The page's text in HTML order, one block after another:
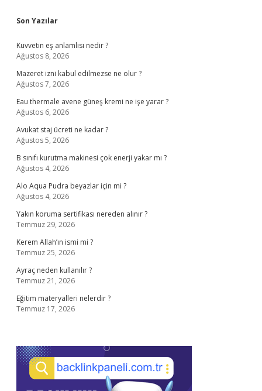
Sidebar
Son Yazılar
Kuvvetin eş anlamlısı nedir ?
Ağustos 8, 2026
Mazeret izni kabul edilmezse ne olur ?
Ağustos 7, 2026
Eau thermale avene güneş kremi ne işe yarar ?
Ağustos 6, 2026
Avukat staj ücreti ne kadar ?
Ağustos 5, 2026
B sınıfı kurutma makinesi çok enerji yakar mı ?
Ağustos 4, 2026
Alo Aqua Pudra beyazlar için mi ?
Ağustos 4, 2026
Yakın koruma sertifikası nereden alınır ?
Temmuz 29, 2026
Kerem Allah’ın ismi mi ?
Temmuz 25, 2026
Ayraç neden kullanılır ?
Temmuz 21, 2026
Eğitim materyalleri nelerdir ?
Temmuz 17, 2026